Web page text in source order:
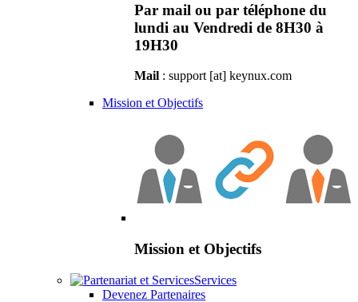
Par mail ou par téléphone du
lundi au Vendredi de 8H30 à
19H30
Mail : support [at] keynux.com
Mission et Objectifs
Mission et Objectifs
Services
Devenez Partenaires